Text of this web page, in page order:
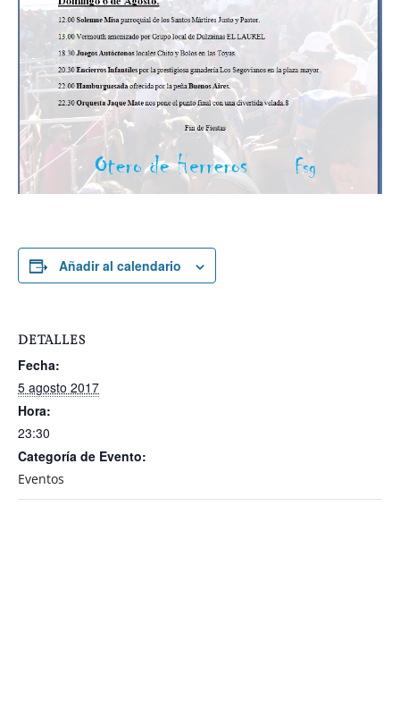
Añadir al calendario
DETALLES
Fecha:
5 agosto 2017
Hora:
23:30
Categoría de Evento:
Eventos